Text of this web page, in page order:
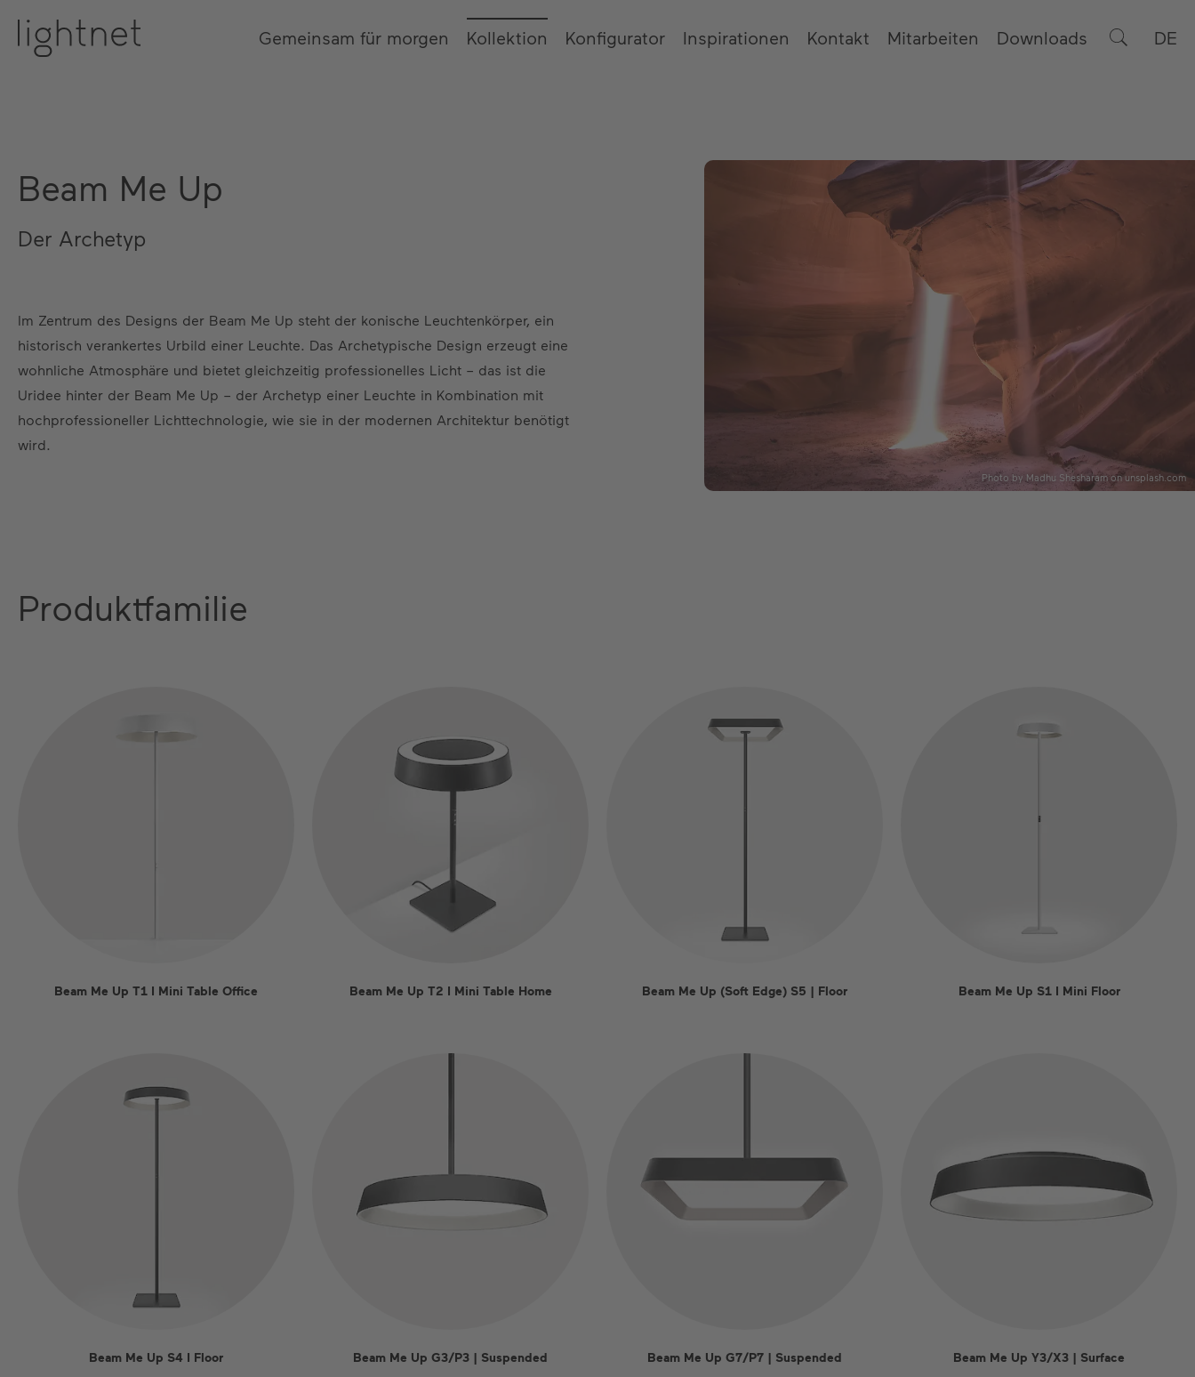
Gemeinsam für morgen Kollektion Konfigurator Inspirationen Kontakt Mitarbeiten Downloads DE
Beam Me Up
Der Archetyp
Im Zentrum des Designs der Beam Me Up steht der konische Leuchtenkörper, ein
historisch verankertes Urbild einer Leuchte. Das Archetypische Design erzeugt eine
wohnliche Atmosphäre und bietet gleichzeitig professionelles Licht – das ist die
Uridee hinter der Beam Me Up – der Archetyp einer Leuchte in Kombination mit
hochprofessioneller Lichttechnologie, wie sie in der modernen Architektur benötigt
wird.
Photo by Madhu Shesharam on unsplash.com
Produktfamilie
Beam Me Up T1 I Mini Table Office Beam Me Up T2 I Mini Table Home Beam Me Up (Soft Edge) S5 | Floor Beam Me Up S1 I Mini Floor
Beam Me Up S4 I Floor Beam Me Up G3/P3 | Suspended Beam Me Up G7/P7 | Suspended Beam Me Up Y3/X3 | Surface